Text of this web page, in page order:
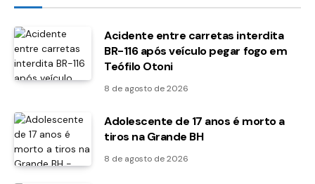
Acidente entre carretas interdita
BR-116 após veículo pegar fogo em
Teófilo Otoni
8 de agosto de 2026
Adolescente de 17 anos é morto a
tiros na Grande BH
8 de agosto de 2026